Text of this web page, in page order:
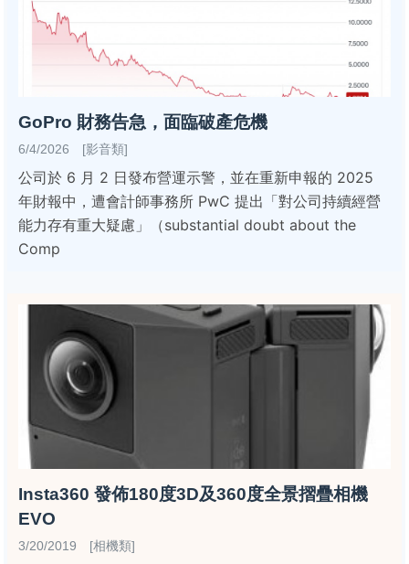
GoPro 財務告急，面臨破產危機
6/4/2026 [影音類]
公司於 6 月 2 日發布營運示警，並在重新申報的 2025
年財報中，遭會計師事務所 PwC 提出「對公司持續經營
能力存有重大疑慮」（substantial doubt about the
Comp
Insta360 發佈180度3D及360度全景摺疊相機
EVO
3/20/2019 [相機類]